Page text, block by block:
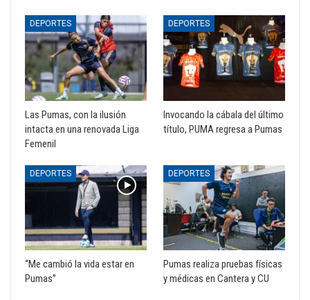
DEPORTES
Las Pumas, con la ilusión
intacta en una renovada Liga
Femenil
DEPORTES
Invocando la cábala del último
título, PUMA regresa a Pumas
DEPORTES
“Me cambió la vida estar en
Pumas”
DEPORTES
Pumas realiza pruebas físicas
y médicas en Cantera y CU